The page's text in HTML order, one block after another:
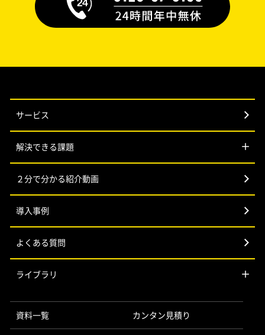
サービス
解決できる課題
２分で分かる紹介動画
導入事例
よくある質問
ライブラリ
資料一覧 カンタン見積り